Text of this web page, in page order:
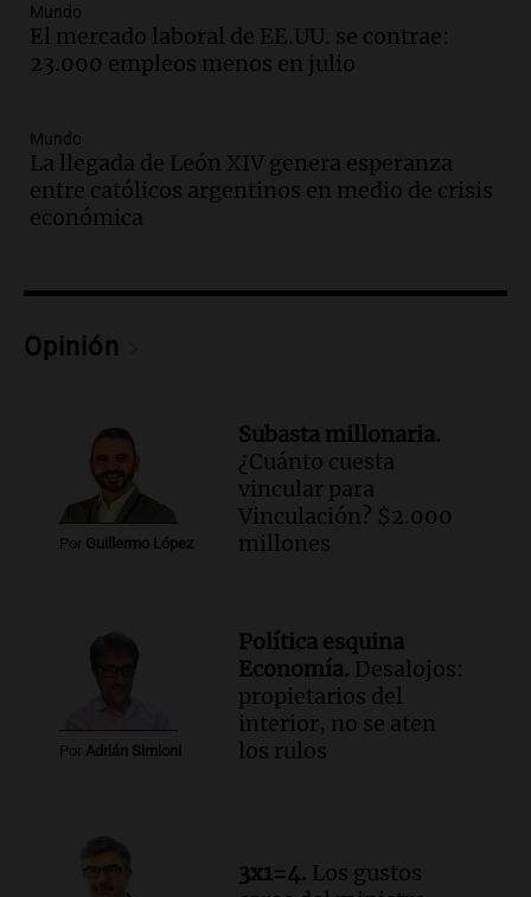
Episodios
Audio.Solicitan quiebra de Lebron
Group en medio de una investigación
Panorama Federal
Episodios
Audio.Detienen a pareja en Alderete por
venta de medicamentos controlados
Audio.
Episodios
Audio.La inflación en Buenos Aires
alcanza el 2,9% en julio, generando
incertidumbre sobre el IPC nacional
Descuentos de hasta 700.000
pesos en salarios docentes en Jujuy
generan fuertes críticas
Episodios
Docentes de Jujuy denuncian
Panorama Federal
Episodios
Mundo
El mercado laboral de EE.UU. se contrae:
23.000 empleos menos en julio
Mundo
La llegada de León XIV genera esperanza
entre católicos argentinos en medio de crisis
económica
Opinión
Por Guillermo López
Subasta millonaria.
¿Cuánto cuesta
vincular para
Vinculación? $2.000
millones
Por Adrián Simioni
Política esquina
Economía. Desalojos:
propietarios del
interior, no se aten
los rulos
3x1=4. Los gustos